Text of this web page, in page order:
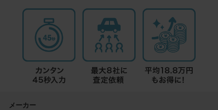
メーカー